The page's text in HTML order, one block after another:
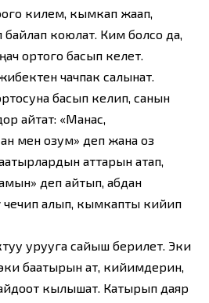
килем, кымкап жаап,
коюлат. Ким болсо да,
ортого басып келет.
чачпак салынат.
басып келип, санын
айтат: «Манас,
мен озум» деп жана оз
аттарын атап,
деп айтып, абдан
чечип алып, кымкапты кийип
урууга сайыш берилет. Эки
баатырын ат, кийимдерин,
кылышат. Катырып даяр